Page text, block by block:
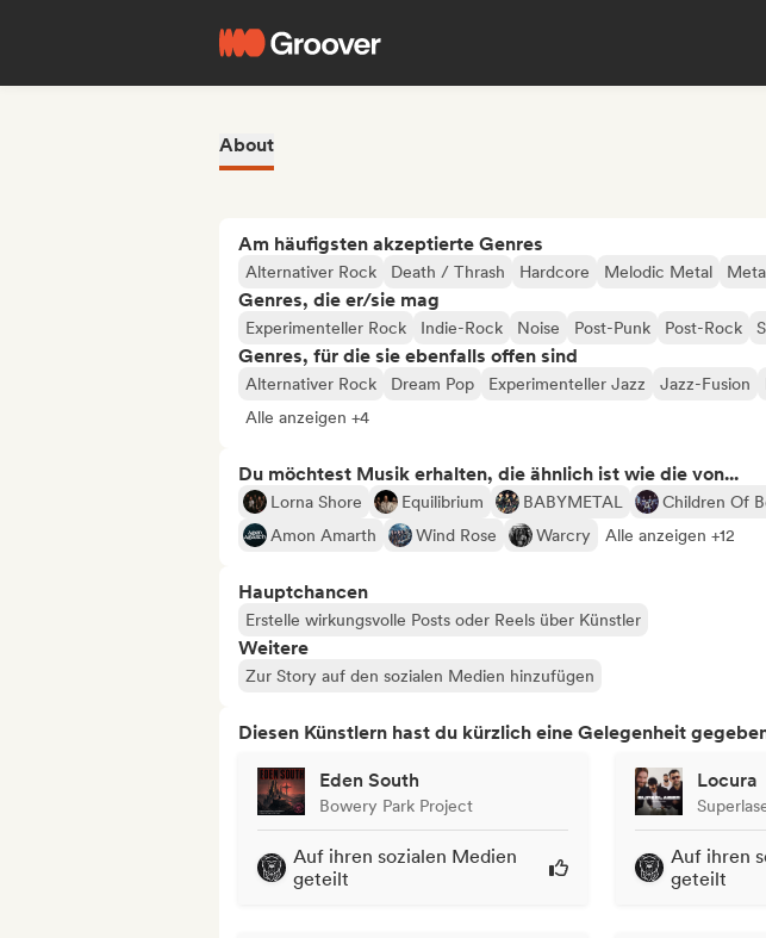
About
Am häufigsten akzeptierte Genres
Alternativer Rock Death / Thrash Hardcore Melodic Metal
Genres, die er/sie mag
Experimenteller Rock Indie-Rock Noise Post-Punk Post-Rock
Genres, für die sie ebenfalls offen sind
Alternativer Rock Dream Pop Experimenteller Jazz Jazz-Fusion
Alle anzeigen +4
Du möchtest Musik erhalten, die ähnlich ist wie die von...
Lorna Shore Equilibrium BABYMETAL Children Of
Amon Amarth
Wind Rose Warcry Alle anzeigen +12
Hauptchancen
Erstelle wirkungsvolle Posts oder Reels über Künstler
Weitere
Zur Story auf den sozialen Medien hinzufügen
Diesen Künstlern hast du kürzlich eine Gelegenheit
Eden South
Bowery Park Project
Auf ihren sozialen Medien
geteilt
Locura
Auf ihren
geteilt